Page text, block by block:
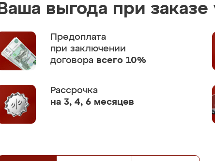
Ваша выгода при заказе
Предоплата
при заключении
договора всего 10%
Рассрочка
на 3, 4, 6 месяцев